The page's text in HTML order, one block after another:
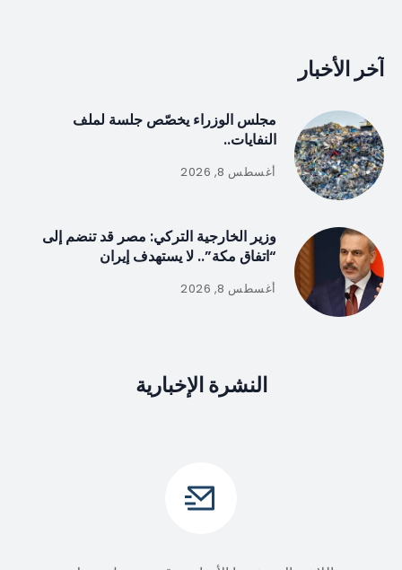
آخر الأخبار
مجلس الوزراء يخصّص جلسة لملف
النفايات..
أغسطس 8, 2026
وزير الخارجية التركي: مصر قد تنضم إلى
“اتفاق مكة”.. لا يستهدف إيران
أغسطس 8, 2026
النشرة الإخبارية